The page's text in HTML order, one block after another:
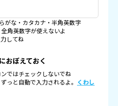
がな・カタカナ・半角英数字
角英数字が使えないよ
してね
おぼえておく
ではチェックしないでね
っと自動で入力されるよ。 くわし